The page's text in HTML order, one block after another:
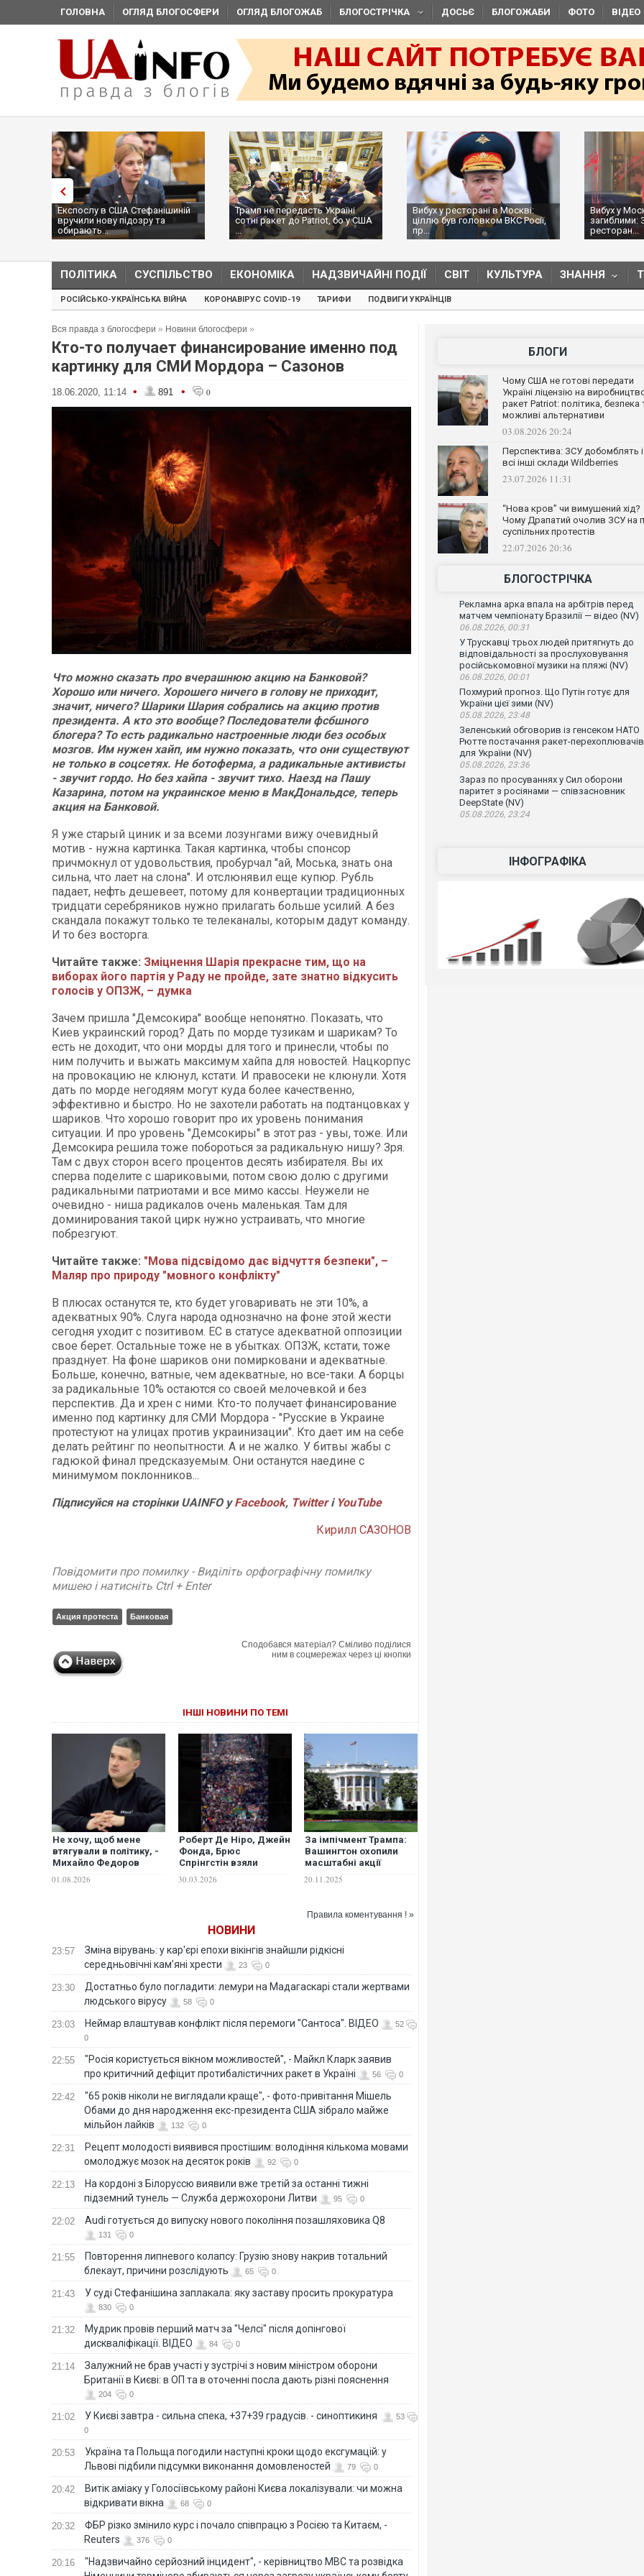
ГОЛОВНА ОГЛЯД БЛОГОСФЕРИ ОГЛЯД БЛОГОЖАБ БЛОГОСТРІЧКА ДОСЬЄ БЛОГОЖАБИ ФОТО ВІДЕО
Експослу в США Стефанішиній
вручили нову підозру та
обирають...
Трамп не передасть Україні
сотні ракет до Patriot, бо у США
...
Вибух у ресторані в Москві:
ціллю був головком ВКС Росії,
пр...
Вибух у
загиблими:
ресторан...
ПОЛІТИКА СУСПІЛЬСТВО ЕКОНОМІКА НАДЗВИЧАЙНІ ПОДІЇ СВІТ КУЛЬТУРА ЗНАННЯ
РОСІЙСЬКО-УКРАЇНСЬКА ВІЙНА КОРОНАВІРУС COVID-19 ТАРИФИ ПОДВИГИ УКРАЇНЦІВ
Вся правда з блогосфери » Новини блогосфери »
Кто-то получает финансирование именно под
картинку для СМИ Мордора – Сазонов
18.06.2020, 11:14 • 891 • 0
Что можно сказать про вчерашнюю акцию на Банковой?
Хорошо или ничего. Хорошего ничего в голову не приходит,
значит, ничего? Шарики Шария собрались на акцию против
президента. А кто это вообще? Последователи фсбшного
блогера? То есть радикально настроенные люди без особых
мозгов. Им нужен хайп, им нужно показать, что они существуют
не только в соцсетях. Не ботоферма, а радикальные активисты
- звучит гордо. Но без хайпа - звучит тихо. Наезд на Пашу
Казарина, потом на украинское меню в МакДональдсе, теперь
акция на Банковой.
Я уже старый циник и за всеми лозунгами вижу очевидный
мотив - нужна картинка. Такая картинка, чтобы спонсор
причмокнул от удовольствия, пробурчал "ай, Моська, знать она
сильна, что лает на слона". И отслюнявил еще купюр. Рубль
падает, нефть дешевеет, потому для конвертации традиционных
тридцати серебряников нужно прилагать больше усилий. А без
скандала покажут только те телеканалы, которым дадут команду.
И то без восторга.
Читайте также: Зміцнення Шарія прекрасне тим, що на
виборах його партія у Раду не пройде, зате знатно відкусить
голосів у ОПЗЖ, – думка
Зачем пришла "Демсокира" вообще непонятно. Показать, что
Киев украинский город? Дать по морде тузикам и шарикам? То
есть не доходит, что они морды для того и принесли, чтобы по
ним получить и выжать максимум хайпа для новостей. Нацкорпус
на провокацию не клюнул, кстати. И правосеки не клюнули. Хотя
дать по морде негодяям могут куда более качественно,
эффективно и быстро. Но не захотели работать на подтанцовках у
шариков. Что хорошо говорит про их уровень понимания
ситуации. И про уровень "Демсокиры" в этот раз - увы, тоже. Или
Демсокира решила тоже побороться за радикальную нишу? Зря.
Там с двух сторон всего процентов десять избирателя. Вы их
сперва поделите с шариковыми, потом свою долю с другими
радикальными патриотами и все мимо кассы. Неужели не
очевидно - ниша радикалов очень маленькая. Там для
доминирования такой цирк нужно устраивать, что многие
побрезгуют.
Читайте также: "Мова підсвідомо дає відчуття безпеки", –
Маляр про природу "мовного конфлікту"
В плюсах останутся те, кто будет уговаривать не эти 10%, а
адекватных 90%. Слуга народа однозначно на фоне этой жести
сегодня уходит с позитивом. ЕС в статусе адекватной оппозиции
свое берет. Остальные тоже не в убытках. ОПЗЖ, кстати, тоже
празднует. На фоне шариков они помирковани и адекватные.
Больше, конечно, ватные, чем адекватные, но все-таки. А борцы
за радикальные 10% остаются со своей мелочевкой и без
перспектив. Да и хрен с ними. Кто-то получает финансирование
именно под картинку для СМИ Мордора - "Русские в Украине
протестуют на улицах против украинизации". Кто дает им на себе
делать рейтинг по неопытности. А и не жалко. У битвы жабы с
гадюкой финал предсказуемым. Они останутся наедине с
минимумом поклонников...
Підписуйся на сторінки UAINFO уFacebook, Twitterі YouTube
Кирилл САЗОНОВ
Повідомити про помилку - Виділіть орфографічну помилку
мишею і натисніть Ctrl + Enter
Акция протеста Банковая
Сподобався матеріал? Сміливо поділися
ним в соцмережах через ці кнопки
ІНШІ НОВИНИ ПО ТЕМІ
Не хочу, щоб мене
втягували в політику, -
Михайло Федоров
опозицію до
01.08.2026
Роберт Де Ніро, Джейн
Фонда, Брюс
Спрінгстін взяли
протестах проти
30.03.2026
За імпічмент Трампа:
Вашингтон охопили
масштабні акції
20.11.2025
Правила коментування ! »
НОВИНИ
23:57
Зміна вірувань: у кар'єрі епохи вікінгів знайшли рідкісні
середньовічні кам’яні хрести
23 0
23:30
Достатньо було погладити: лемури на Мадагаскарі стали жертвами
людського вірусу
58 0
23:03 Неймар влаштував конфлікт після перемоги "Сантоса". ВІДЕО
52
0
22:55
"Росія користується вікном можливостей", - Майкл Кларк заявив
про критичний дефіцит протибалістичних ракет в Україні
56 0
22:42
"65 років ніколи не виглядали краще", - фото-привітання Мішель
Обами до дня народження екс-президента США зібрало майже
мільйон лайків
132 0
22:31
Рецепт молодості виявився простішим: володіння кількома мовами
омолоджує мозок на десяток років
92 0
22:13
На кордоні з Білоруссю виявили вже третій за останні тижні
підземний тунель — Служба держохорони Литви
95 0
22:02 Audi готується до випуску нового покоління позашляховика Q8
131 0
21:55
Повторення липневого колапсу: Грузію знову накрив тотальний
блекаут, причини розслідують
65 0
21:43 У суді Стефанішина заплакала: яку заставу просить прокуратура
830 0
21:32
Мудрик провів перший матч за "Челсі" після допінгової
дискваліфікації. ВІДЕО
84 0
21:14
Залужний не брав участі у зустрічі з новим міністром оборони
Британії в Києві: в ОП та в оточенні посла дають різні пояснення
204 0
21:02 У Києві завтра - сильна спека, +37+39 градусів. - синоптикиня
53
0
20:53
Україна та Польща погодили наступні кроки щодо ексгумацій: у
Львові підбили підсумки виконання домовленостей
79 0
20:42
Витік аміаку у Голосіївському районі Києва локалізували: чи можна
відкривати вікна
68 0
20:32
ФБР різко змінило курс і почало співпрацю з Росією та Китаєм, -
Reuters
376 0
20:16
"Надзвичайно серйозний інцидент", - керівництво МВС та розвідка
БЛОГИ
Чому США не готові передати
Україні ліцензію на
ракет Patriot: політика, безпека
можливі альтернативи
03.08.2026 20:24
Перспектива: ЗСУ добомблять і
всі інші склади Wildberries
23.07.2026 11:31
“Нова кров” чи вимушений хід?
Чому Драпатий очолив ЗСУ на
суспільних протестів
22.07.2026 20:36
БЛОГОСТРІЧКА
Рекламна арка впала на арбітрів перед
матчем чемпіонату Бразилії — відео (NV)
06.08.2026, 00:31
У Трускавці трьох людей притягнуть до
відповідальності за прослуховування
російськомовної музики на пляжі (NV)
06.08.2026, 00:01
Похмурий прогноз. Що Путін готує для
України цієї зими (NV)
05.08.2026, 23:48
Зеленський обговорив із генсеком НАТО
Рютте постачання ракет-перехоплювачів
для України (NV)
05.08.2026, 23:36
Зараз по просуваннях у Сил оборони
паритет з росіянами — співзасновник
DeepState (NV)
05.08.2026, 23:24
ІНФОГРАФІКА